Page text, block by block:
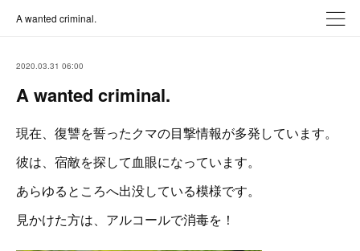
A wanted criminal.
2020.03.31 06:00
A wanted criminal.
現在、復讐を誓ったクマの目撃情報が多発しています。
彼は、宿敵を探して血眼になっています。
あらゆるところへ出没している模様です。
見かけた方は、アルコールで消毒を！